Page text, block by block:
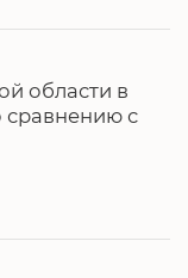
области в
сравнению с